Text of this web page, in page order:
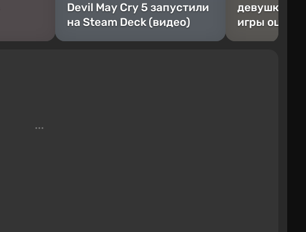
Devil May Cry 5 запустили
на Steam Deck (видео)
девушкой.
игры